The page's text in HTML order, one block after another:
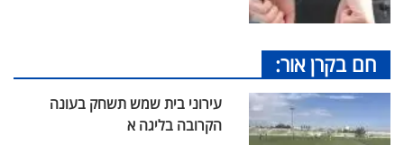
חם בקרן אור:
עירוני בית שמש תשחק בעונה
הקרובה בליגה א